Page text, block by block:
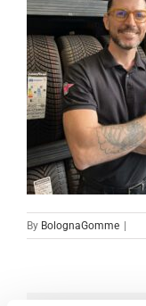
By BolognaGomme